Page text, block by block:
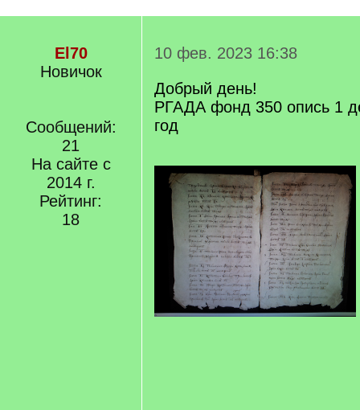
El70
Новичок
Сообщений:
21
На сайте с
2014 г.
Рейтинг:
18
10 фев. 2023 16:38
Добрый день!
РГАДА фонд 350 опись 1
год